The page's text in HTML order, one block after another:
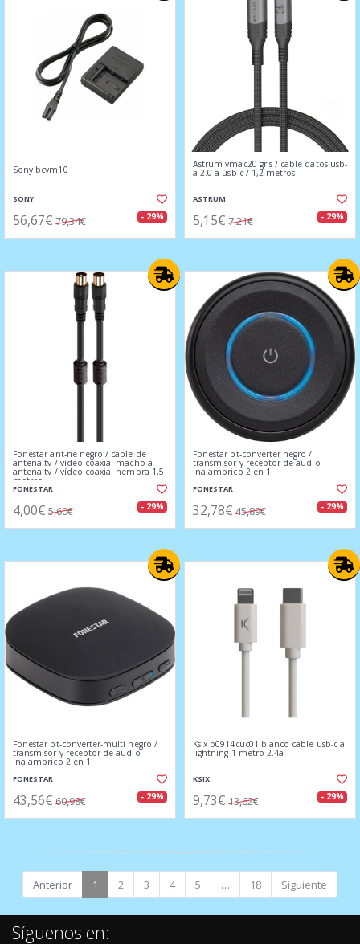
Sony bcvm10
SONY
56,67€ 79,34€ - 29%
Astrum vmac20 gris / cable datos usb-
a 2.0 a usb-c / 1,2 metros
ASTRUM
5,15€ 7,21€ - 29%
Fonestar ant-ne negro / cable de
antena tv / vídeo coaxial macho a
antena tv / vídeo coaxial hembra 1,5
metros
FONESTAR
4,00€ 5,60€ - 29%
Fonestar bt-converter negro /
transmisor y receptor de audio
inalambrico 2 en 1
FONESTAR
32,78€ 45,89€ - 29%
Fonestar bt-converter-multi negro /
transmisor y receptor de audio
inalambrico 2 en 1
FONESTAR
43,56€ 60,98€ - 29%
Ksix b0914cuc01 blanco cable usb-c a
lightning 1 metro 2.4a
KSIX
9,73€ 13,62€ - 29%
Anterior 1 2 3 4 5 … 18 Siguiente
Síguenos en: